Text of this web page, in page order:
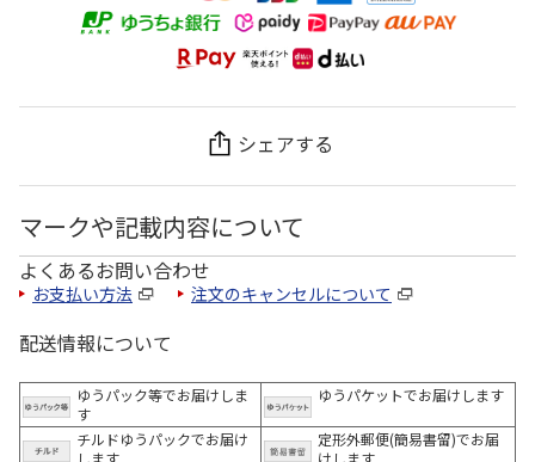
シェアする
マークや記載内容について
よくあるお問い合わせ
お支払い方法 注文のキャンセルについて
配送情報について
ゆうパック等でお届けしま
す
ゆうパケットでお届けします
チルドゆうパックでお届け
します
定形外郵便(簡易書留)でお届
けします